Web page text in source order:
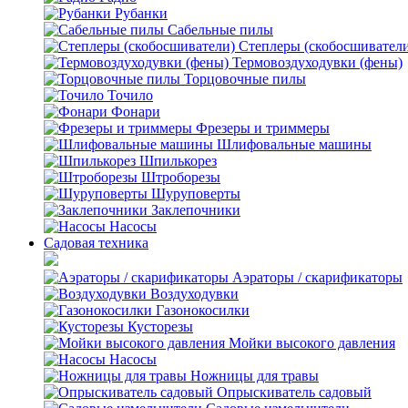
Рубанки
Сабельные пилы
Степлеры
Термовоздуходувки (фены)
Торцовочные пилы
Точило
Фонари
Фрезеры и триммеры
Шлифовальные машины
Шпилькорез
Штроборезы
Шуруповерты
Заклепочники
Насосы
Садовая техника
Аэраторы / скарификаторы
Воздуходувки
Газонокосилки
Кусторезы
Мойки высокого давления
Насосы
Ножницы для травы
Опрыскиватель садовый